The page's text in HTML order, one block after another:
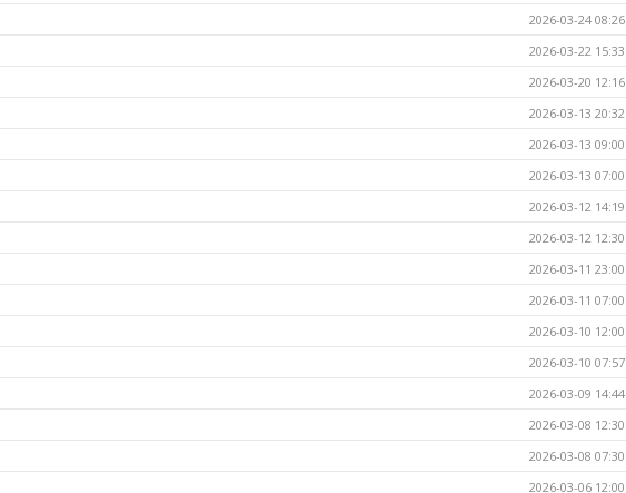
2026-03-24 08:26
2026-03-22 15:33
2026-03-20 12:16
2026-03-13 20:32
2026-03-13 09:00
2026-03-13 07:00
2026-03-12 14:19
2026-03-12 12:30
2026-03-11 23:00
2026-03-11 07:00
2026-03-10 12:00
2026-03-10 07:57
2026-03-09 14:44
2026-03-08 12:30
2026-03-08 07:30
2026-03-06 12:00